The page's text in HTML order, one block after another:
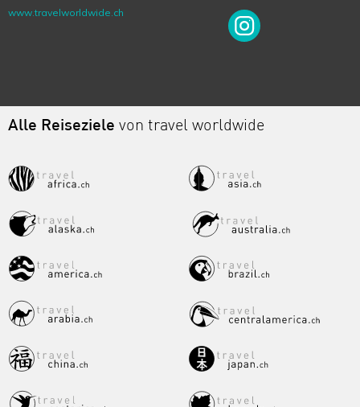
www.travelworldwide.ch
Alle Reiseziele von travel worldwide